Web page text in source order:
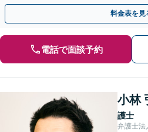
応じない」などもご相談を【初回相談30
料金表を見
電話で面談予約
小林
護士
弁護士法